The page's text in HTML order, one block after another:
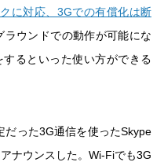
に対応、3Gでの有償化は断
ウンドでの動作が可能にな
るといった使い方ができる
だった3G通信を使ったSkype
ナウンスした。Wi-Fiでも3G